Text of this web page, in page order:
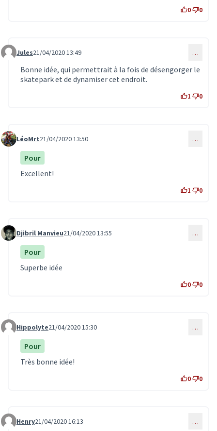
0 0
Commentaire 1919
Jules21/04/2020 13:49 …
Bonne idée, qui permettrait à la fois de désengorger le
skatepark et de dynamiser cet endroit.
1 0
Commentaire 1920
LéoMrt21/04/2020 13:50 …
Pour
Excellent!
1 0
Commentaire 1921
Djibril Manvieu21/04/2020 13:55 …
Pour
Superbe idée
0 0
Commentaire 1923
Hippolyte21/04/2020 15:30 …
Pour
Très bonne idée!
0 0
Commentaire 1924
Henry21/04/2020 16:13 …